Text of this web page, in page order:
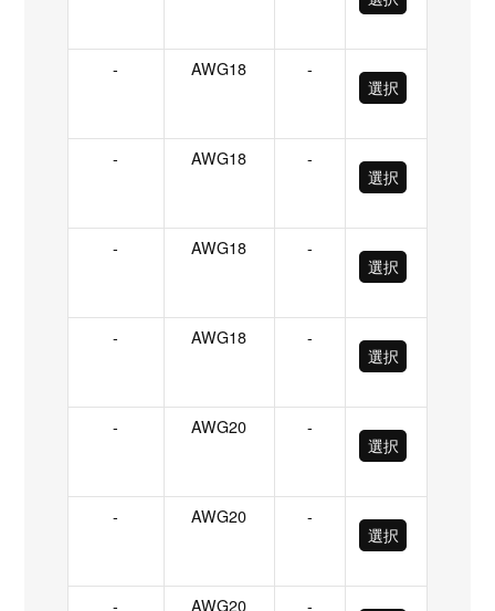
- AWG18
-
選択
- AWG18
-
選択
- AWG18
-
選択
- AWG18
-
選択
- AWG20
-
選択
- AWG20
-
選択
- AWG20 -